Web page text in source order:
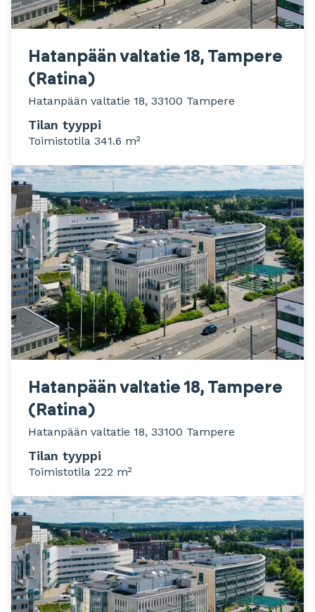
Hatanpään valtatie 18, Tampere
(Ratina)
Hatanpään valtatie 18, 33100 Tampere
Tilan tyyppi
Toimistotila 341.6 m²
Hatanpään valtatie 18, Tampere
(Ratina)
Hatanpään valtatie 18, 33100 Tampere
Tilan tyyppi
Toimistotila 222 m²